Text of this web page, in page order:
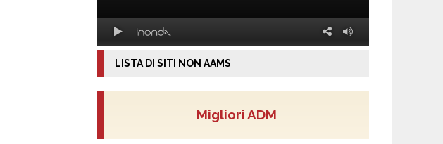
LISTA DI SITI NON AAMS
Migliori ADM